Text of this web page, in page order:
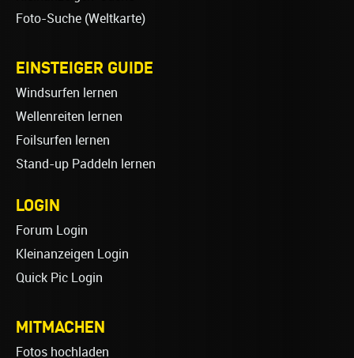
Foto-Suche (Weltkarte)
EINSTEIGER GUIDE
Windsurfen lernen
Wellenreiten lernen
Foilsurfen lernen
Stand-up Paddeln lernen
LOGIN
Forum Login
Kleinanzeigen Login
Quick Pic Login
MITMACHEN
Fotos hochladen